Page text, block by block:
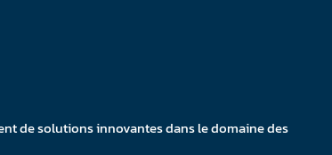
de solutions innovantes dans le domaine des